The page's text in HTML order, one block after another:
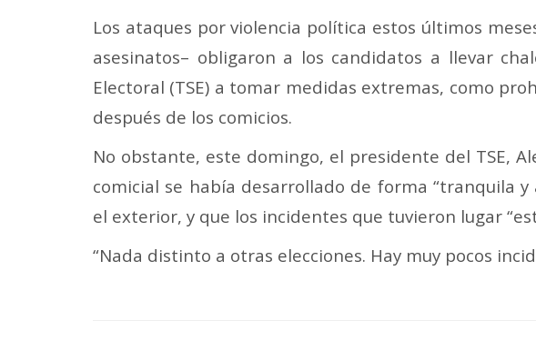
Los ataques por violencia política estos últimos
asesinatos– obligaron a los candidatos a llevar
Electoral (TSE) a tomar medidas extremas, como
después de los comicios.
No obstante, este domingo, el presidente del TSE,
comicial se había desarrollado de forma “tranquila
el exterior, y que los incidentes que tuvieron lugar
“Nada distinto a otras elecciones. Hay muy pocos